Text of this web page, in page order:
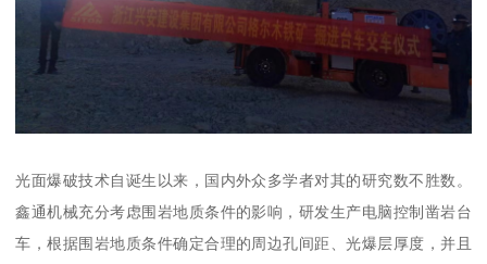
光面爆破技术自诞生以来，国内外众多学者对其的研究数不胜数。
鑫通机械充分考虑围岩地质条件的影响，研发生产电脑控制凿岩台
车，根据围岩地质条件确定合理的周边孔间距、光爆层厚度，并且